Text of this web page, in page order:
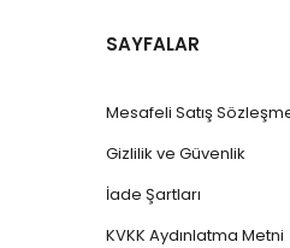
SAYFALAR
Mesafeli Satış
Gizlilik ve Güvenlik
İade Şartları
KVKK Aydınlatma Metni